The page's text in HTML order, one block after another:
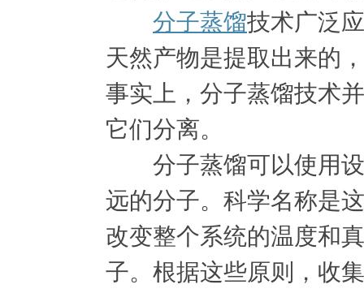
分子蒸馏技术广泛
天然产物是提取出来的
事实上，分子蒸馏技术
它们分离。
分子蒸馏可以使用设
远的分子。科学名称是
改变整个系统的温度和
子。根据这些原则，收